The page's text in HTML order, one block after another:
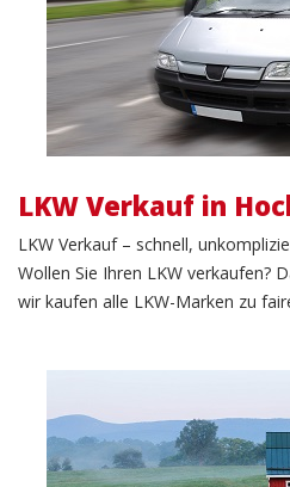
LKW Verkauf in
LKW Verkauf – schnell,
Wollen Sie Ihren LKW verkaufen?
wir kaufen alle LKW-Marken zu
PKW